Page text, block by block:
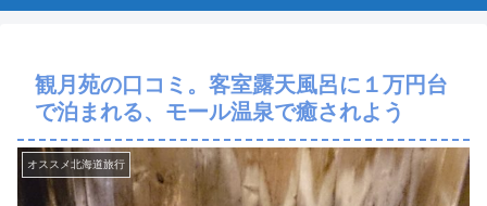
観月苑の口コミ。客室露天風呂に１万円台
で泊まれる、モール温泉で癒されよう
オススメ北海道旅行